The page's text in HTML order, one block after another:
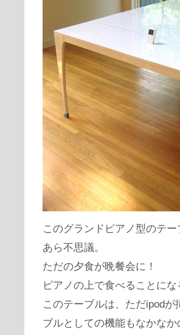
このグランドピアノ型のテ
あら不思議。
ただの夕食が晩餐会に！
ピアノの上で食べることに
このテーブルは、ただipod
ブルとしての機能もなかな